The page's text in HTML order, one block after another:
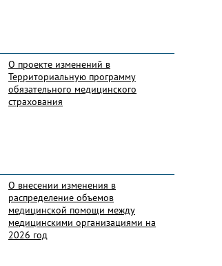
О проекте изменений в
Территориальную программу
обязательного медицинского
страхования
О внесении изменения в
распределение объемов
медицинской помощи между
медицинскими организациями на
2026 год